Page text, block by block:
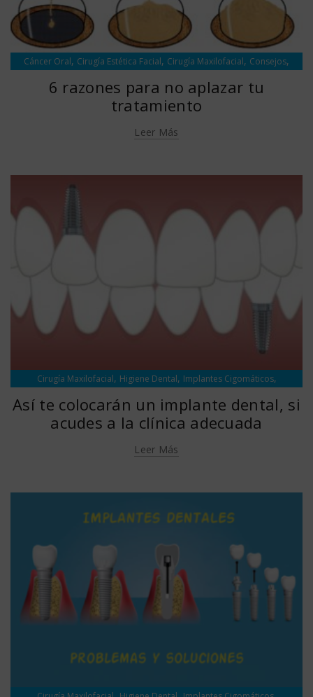
Cáncer Oral, Cirugía Estética Facial, Cirugía Maxilofacial, Consejos,
6 razones para no aplazar tu
tratamiento
Leer Más
Cirugía Maxilofacial, Higiene Dental, Implantes Cigomáticos,
Así te colocarán un implante dental, si
acudes a la clínica adecuada
Leer Más